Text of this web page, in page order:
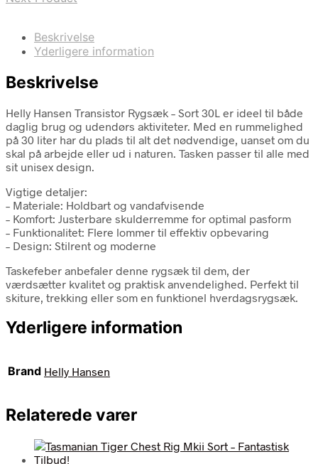
Beskrivelse
Yderligere information
Beskrivelse
Helly Hansen Transistor Rygsæk – Sort 30L er ideel til både
daglig brug og udendørs aktiviteter. Med en rummelighed
på 30 liter har du plads til alt det nødvendige, uanset om du
skal på arbejde eller ud i naturen. Tasken passer til alle med
sit unisex design.
Vigtige detaljer:
– Materiale: Holdbart og vandafvisende
– Komfort: Justerbare skulderremme for optimal pasform
– Funktionalitet: Flere lommer til effektiv opbevaring
– Design: Stilrent og moderne
Taskefeber anbefaler denne rygsæk til dem, der
værdsætter kvalitet og praktisk anvendelighed. Perfekt til
skiture, trekking eller som en funktionel hverdagsrygsæk.
Yderligere information
Brand Helly Hansen
Relaterede varer